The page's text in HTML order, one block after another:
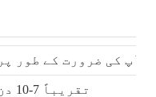
آپ کی ضرورت کے طور پر
تقریباً 7-10 دن